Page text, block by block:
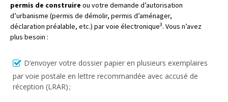
permis de construire ou votre demande d’autorisation
d’urbanisme (permis de démolir, permis d’aménager,
déclaration préalable, etc.) par voie électronique3. Vous n’avez
plus besoin :
D’envoyer votre dossier papier en plusieurs exemplaires
par voie postale en lettre recommandée avec accusé de
réception (LRAR) ;